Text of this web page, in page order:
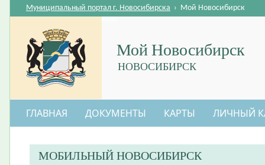
Мой Новосибирск
НОВОСИБИРСК
Муниципальный портал г. Новосибирска › Мой Новосибирск
ГЛАВНАЯ ДОКУМЕНТЫ КАРТЫ ЛИЧНЫЙ
МОБИЛЬНЫЙ НОВОСИБИРСК